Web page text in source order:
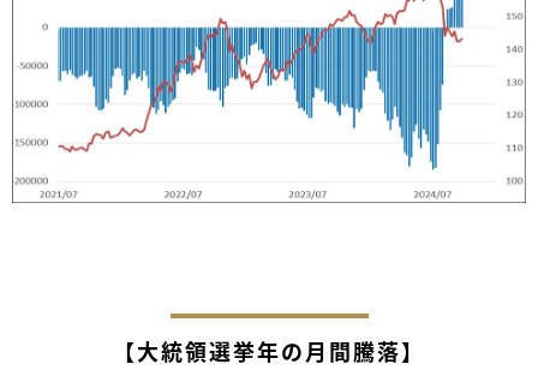
【大統領選挙年の月間騰落】